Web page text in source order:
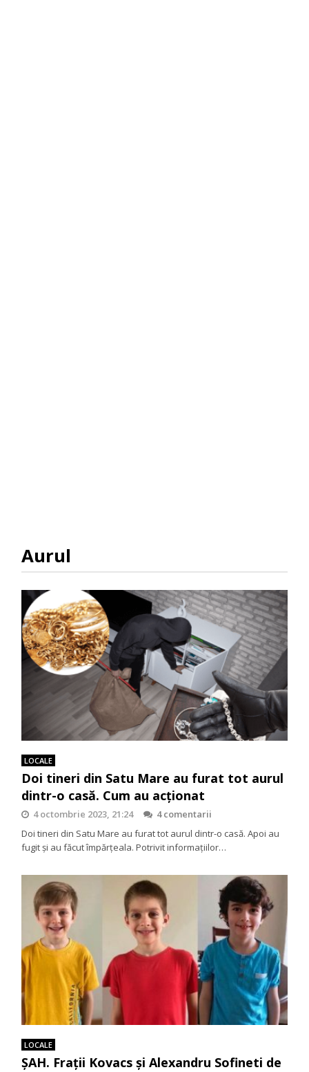
Aurul
LOCALE
Doi tineri din Satu Mare au furat tot aurul
dintr-o casă. Cum au acționat
4 octombrie 2023, 21:24
4 comentarii
Doi tineri din Satu Mare au furat tot aurul dintr-o casă. Apoi au
fugit și au făcut împărțeala. Potrivit informațiilor…
LOCALE
ȘAH. Frații Kovacs și Alexandru Sofineti de